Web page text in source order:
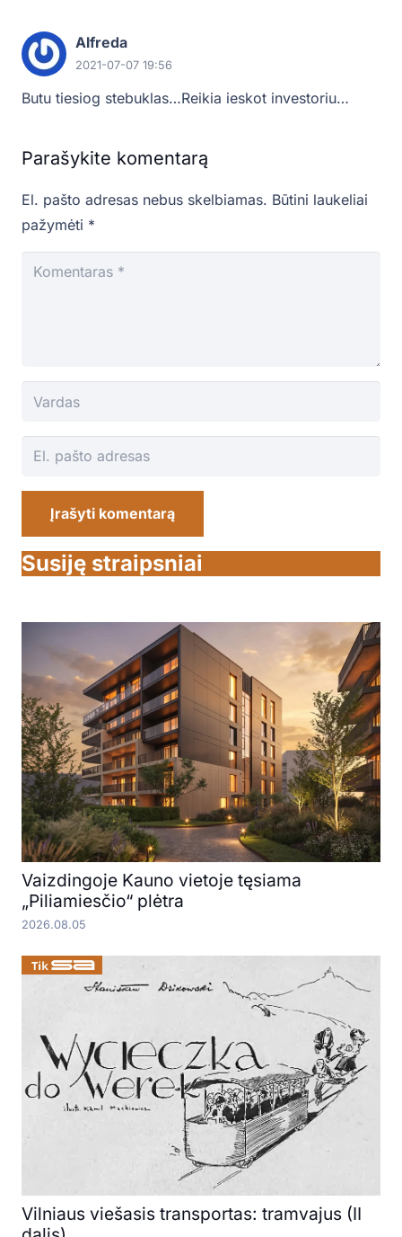
Alfreda
2021-07-07 19:56
Butu tiesiog stebuklas…Reikia ieskot investoriu…
Parašykite komentarą
El. pašto adresas nebus skelbiamas. Būtini laukeliai
pažymėti *
Įrašyti komentarą
Susiję straipsniai
Vaizdingoje Kauno vietoje tęsiama
„Piliamiesčio“ plėtra
2026.08.05
Vilniaus viešasis transportas: tramvajus (II